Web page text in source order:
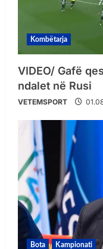
Kombëtarja
VIDEO/ Gafë
ndalet në Rusi
VETEMSPORT
Bota Kampionati